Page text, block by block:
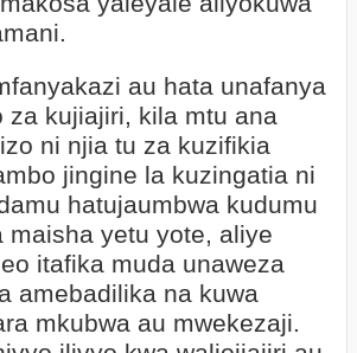
au hata unafanya
za kujiajiri, kila mtu ana
ni njia tu za kuzifikia
jingine la kuzingatia ni
hatujaumbwa kudumu
maisha yetu yote, aliye
itafika muda unaweza
amebadilika na kuwa
mkubwa au mwekezaji.